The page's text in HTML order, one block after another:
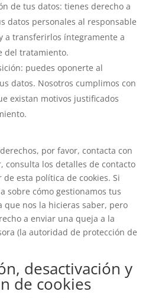
de tus datos: tienes derecho a
datos personales al responsable
a transferirlos íntegramente a
del tratamiento.
puedes oponerte al
datos. Nosotros cumplimos con
existan motivos justificados
por favor, contacta con
consulta los detalles de contacto
esta política de cookies. Si
sobre cómo gestionamos tus
que nos la hicieras saber, pero
a enviar una queja a la
(la autoridad de protección de
desactivación y
de cookies